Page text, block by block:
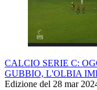
CALCIO SERIE C:
GUBBIO, L'OLBIA
Edizione del 28 mar